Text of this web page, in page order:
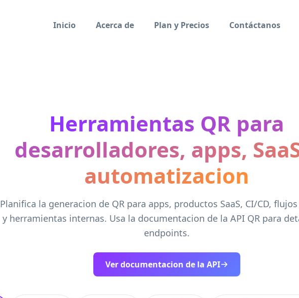
Inicio
Acerca de Plan y Precios Contáctanos
Herramientas QR para
desarrolladores, apps,
automatizacion
Planifica la generacion de QR para apps, productos SaaS, CI/CD,
y herramientas internas. Usa la documentacion de la API QR para
endpoints.
Ver documentacion de la API